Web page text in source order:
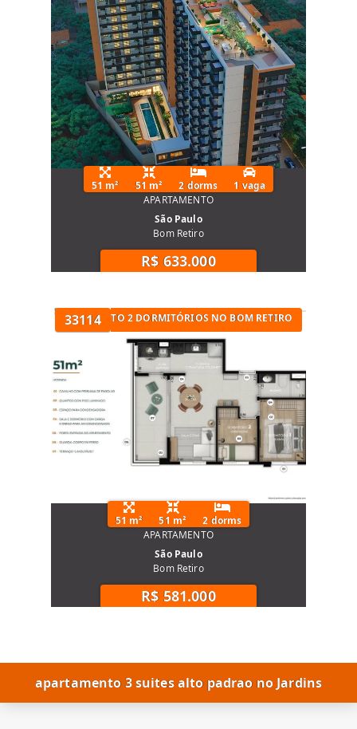
51 m² 51 m² 2 dorms
1 vaga
APARTAMENTO
São Paulo
Bom Retiro
R$ 633.000
33114
APARTAMENTO 2 DORMITÓRIOS NO BOM RETIRO
51 m² 51 m²
2 dorms
APARTAMENTO
São Paulo
Bom Retiro
R$ 581.000
apartamento 3 suites alto padrao no Jardins